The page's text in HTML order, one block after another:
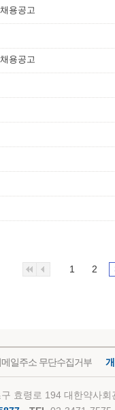
용공고
용공고
1 2
메일주소 무단수집거부
효령로 194 대한약사